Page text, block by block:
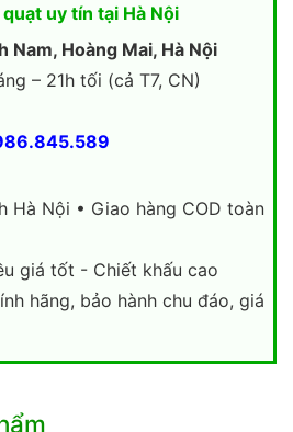
uy tín tại Hà Nội
Nam, Hoàng Mai, Hà Nội
– 21h tối (cả T7, CN)
Hà Nội • Giao hàng COD toàn
giá tốt - Chiết khấu cao
hãng, bảo hành chu đáo, giá